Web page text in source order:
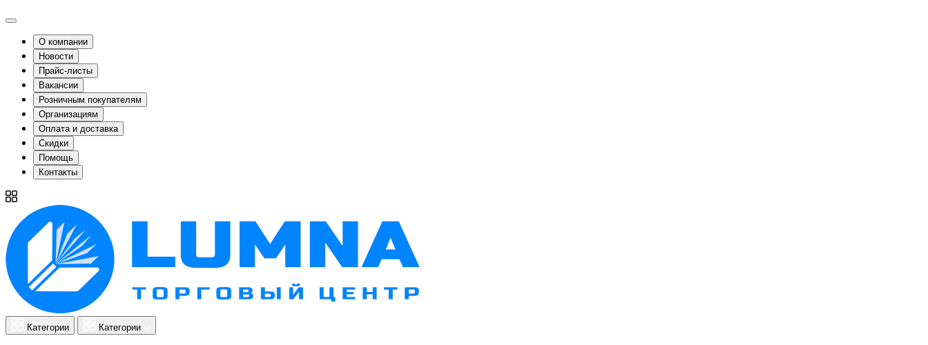
О компании
Новости
Прайс-листы
Вакансии
Розничным покупателям
Организациям
Оплата и доставка
Скидки
Помощь
Контакты
Категории Категории